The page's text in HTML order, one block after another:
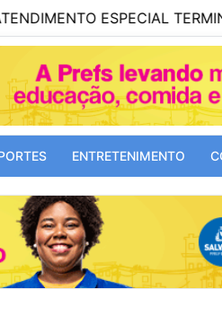
TERMINA NESTA
ENTRETENIMENTO